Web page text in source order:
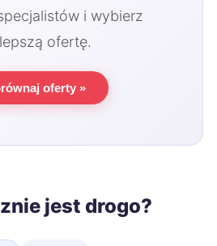
i wybierz
ofertę.
oferty »
jest drogo?